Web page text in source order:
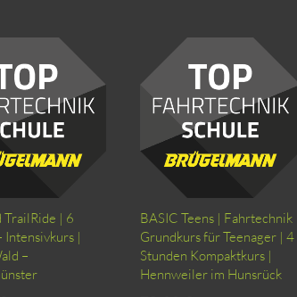
TrailRide | 6
Intensivkurs |
–
BASIC Teens | Fahrtechnik
Grundkurs für Teenager | 4
Stunden Kompaktkurs |
Hennweiler im Hunsrück